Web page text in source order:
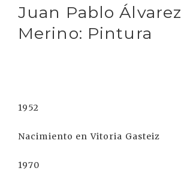
Juan Pablo Álvarez
Merino: Pintura
1952
Nacimiento en Vitoria Gasteiz
1970